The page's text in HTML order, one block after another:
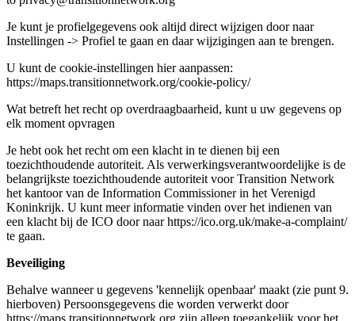
Je kunt je profielgegevens ook altijd direct wijzigen door naar
Instellingen -> Profiel te gaan en daar wijzigingen aan te brengen.
U kunt de cookie-instellingen hier aanpassen:
https://maps.transitionnetwork.org/cookie-policy/
Wat betreft het recht op overdraagbaarheid, kunt u uw gegevens op
elk moment opvragen
Je hebt ook het recht om een klacht in te dienen bij een
toezichthoudende autoriteit. Als verwerkingsverantwoordelijke is de
belangrijkste toezichthoudende autoriteit voor Transition Network
het kantoor van de Information Commissioner in het Verenigd
Koninkrijk. U kunt meer informatie vinden over het indienen van
een klacht bij de ICO door naar https://ico.org.uk/make-a-complaint/
te gaan.
Beveiliging
Behalve wanneer u gegevens 'kennelijk openbaar' maakt (zie punt 9.
hierboven) Persoonsgegevens die worden verwerkt door
https://maps.transitionnetwork.org zijn alleen toegankelijk voor het